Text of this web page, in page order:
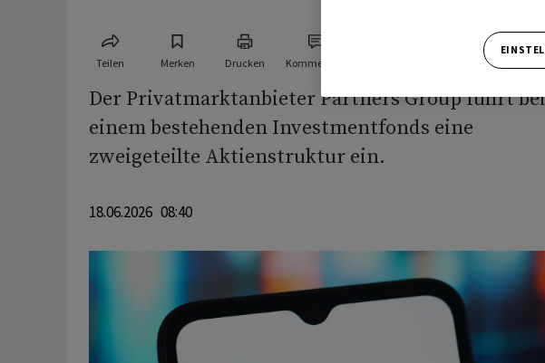
Teilen Merken Drucken Kommentare
Der Privatmarktanbieter Partners Group führt bei
einem bestehenden Investmentfonds eine
zweigeteilte Aktienstruktur ein.
18.06.2026 08:40